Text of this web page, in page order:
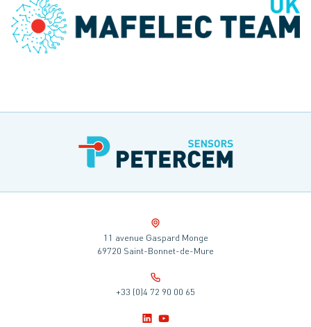
11 avenue Gaspard Monge
69720 Saint-Bonnet-de-Mure
+33 (0)4 72 90 00 65